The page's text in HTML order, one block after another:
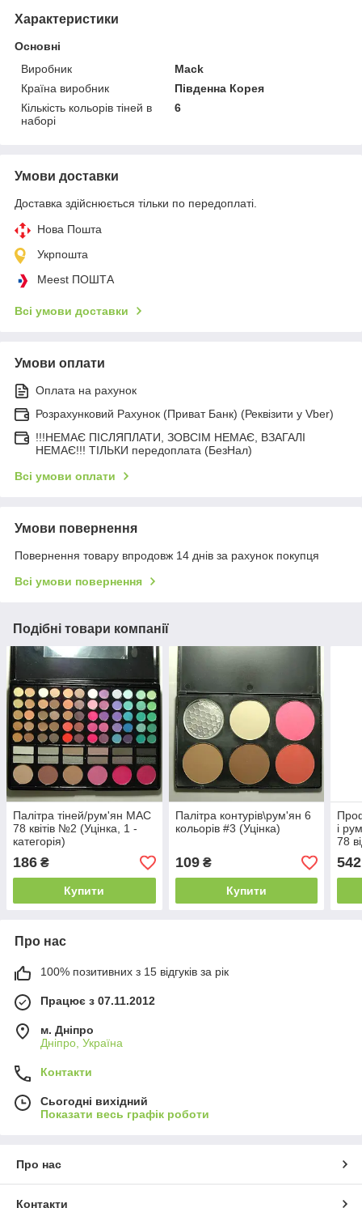
Характеристики
Основні
Виробник
Mack
Країна виробник
Південна Корея
Кількість кольорів тіней в
наборі
6
Умови доставки
Доставка здійснюється тільки по передоплаті.
Нова Пошта
Укрпошта
Meest ПОШТА
Всі умови доставки
Умови оплати
Оплата на рахунок
Розрахунковий Рахунок (Приват Банк) (Реквізити у Vber)
!!!НЕМАЄ ПІСЛЯПЛАТИ, ЗОВСІМ НЕМАЄ, ВЗАГАЛІ
НЕМАЄ!!! ТІЛЬКИ передоплата (БезНал)
Всі умови оплати
Умови повернення
Повернення товару впродовж 14 днів за рахунок покупця
Всі умови повернення
Подібні товари компанії
Палітра тіней/рум'ян МАС
78 квітів №2 (Уцінка, 1 -
категорія)
186 ₴
Купити
Палітра контурів\рум'ян 6
кольорів #3 (Уцінка)
109₴
Купити
і
78
542
Про нас
100% позитивних з 15 відгуків за рік
Працює з 07.11.2012
м. Дніпро
Дніпро, Україна
Контакти
Сьогодні вихідний
Показати весь графік роботи
Про нас
Контакти